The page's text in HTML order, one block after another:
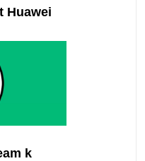
Huawei
k